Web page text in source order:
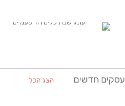
עסקים חדשים הצג הכל